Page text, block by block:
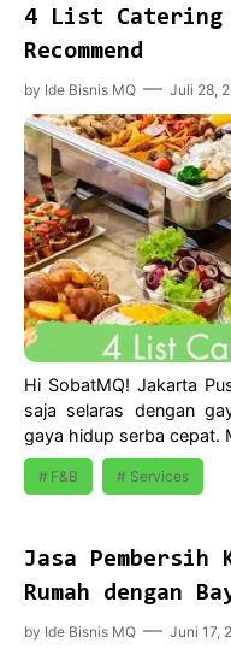
4 List Catering
Recommend
by Ide Bisnis MQ Juli 28,
Hi SobatMQ! Jakarta
saja selaras dengan
gaya hidup serba cepat.
F&B Services
Jasa Pembersih
Rumah dengan
by Ide Bisnis MQ Juni 17,